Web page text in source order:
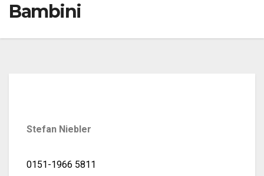
Bambini
Stefan Niebler
0151-1966 5811